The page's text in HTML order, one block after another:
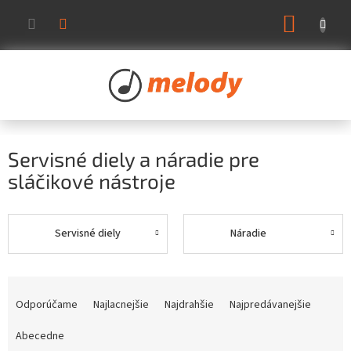
obsah
Servisné diely a náradie pre
sláčikové nástroje
Servisné diely Náradie
Odporúčame Najlacnejšie Najdrahšie
Najpredávanejšie
Abecedne